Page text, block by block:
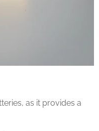
as it provides a